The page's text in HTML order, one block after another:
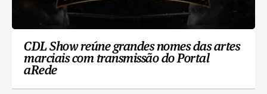
CDL Show reúne grandes nomes das artes
marciais com transmissão do Portal
aRede